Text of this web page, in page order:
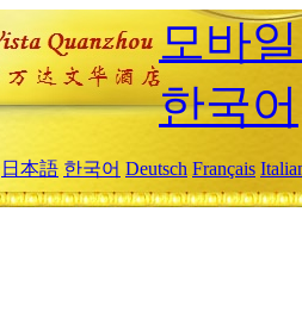
모바
한국어
日本語 한국어 Deutsch Français